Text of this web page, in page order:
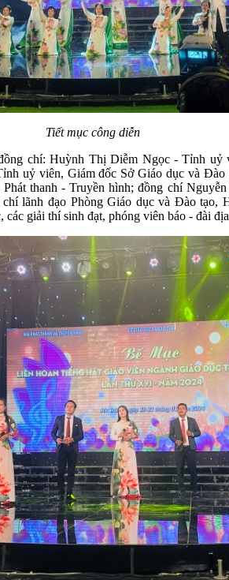
Tiết mục công diễn
chí: Huỳnh Thị Diễm Ngọc - Tỉnh uỷ
uỷ viên, Giám đốc Sở Giáo dục và
thanh - Truyền hình; đồng chí
lãnh đạo Phòng Giáo dục và Đào tạo,
các giải thí sinh đạt, phóng viên báo - đài